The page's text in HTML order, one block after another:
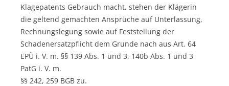
Klagepatents Gebrauch macht, stehen der Klägerin
die geltend gemachten Ansprüche auf Unterlassung,
Rechnungslegung sowie auf Feststellung der
Schadenersatzpflicht dem Grunde nach aus Art. 64
EPÜ i. V. m. §§ 139 Abs. 1 und 3, 140b Abs. 1 und 3
PatG i. V. m.
§§ 242, 259 BGB zu.